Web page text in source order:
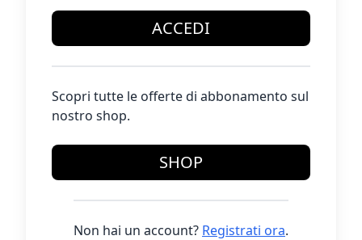
ACCEDI
Scopri tutte le offerte di abbonamento sul
nostro shop.
SHOP
Non hai un account? Registrati ora.